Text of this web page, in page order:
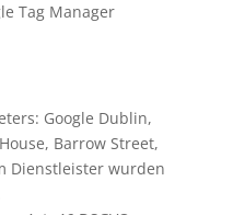
Tag Manager
Google Dublin,
Barrow Street,
Dienstleister wurden